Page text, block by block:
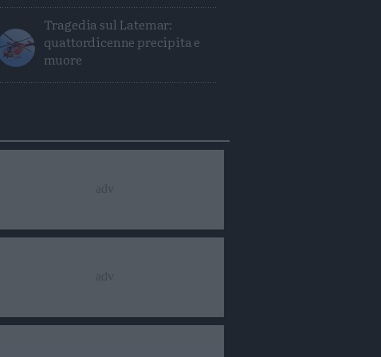
Tragedia sul Latemar:
quattordicenne precipita e
muore